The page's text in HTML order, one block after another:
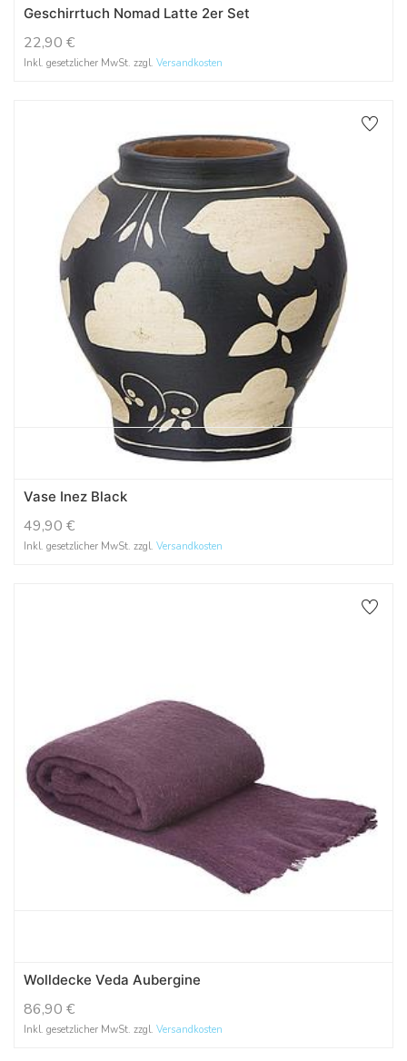
Geschirrtuch Nomad Latte 2er Set
22,90 €
Inkl. gesetzlicher MwSt. zzgl. Versandkosten
Vase Inez Black
49,90 €
Inkl. gesetzlicher MwSt. zzgl. Versandkosten
Wolldecke Veda Aubergine
86,90 €
Inkl. gesetzlicher MwSt. zzgl. Versandkosten